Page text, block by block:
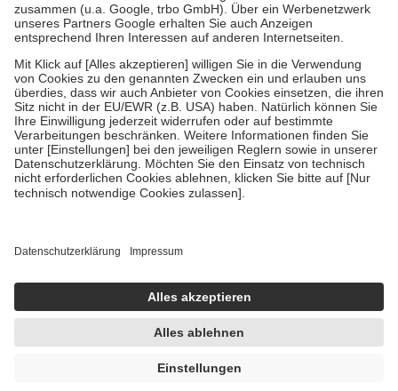
Verordnung.
Um das Engagement der Versicherten für ihre eigene Gesundheit zu
stärken und die besondere Stellung der Familie zu unterstützen,
fallenkeine Zuzahlungenan bei:
• Kindern und Jugendlichen bis zum vollendeten 18. Lebensjahr
mit Ausnahme der Fahrkosten
• Untersuchungen zur Vorsorge und Früherkennung, die von der
GKV getragen werden
• empfohlenen Schutzimpfungen
• Harn- und Blutteststreifen
getroffen, um sicherzustellen, dass es sich um echte Bewertungen
https://help.etrusted.com/hc/de/articles/4419944605341
Einige Bilder und Inhalte wurden unter Zuhilfenahme künstlicher